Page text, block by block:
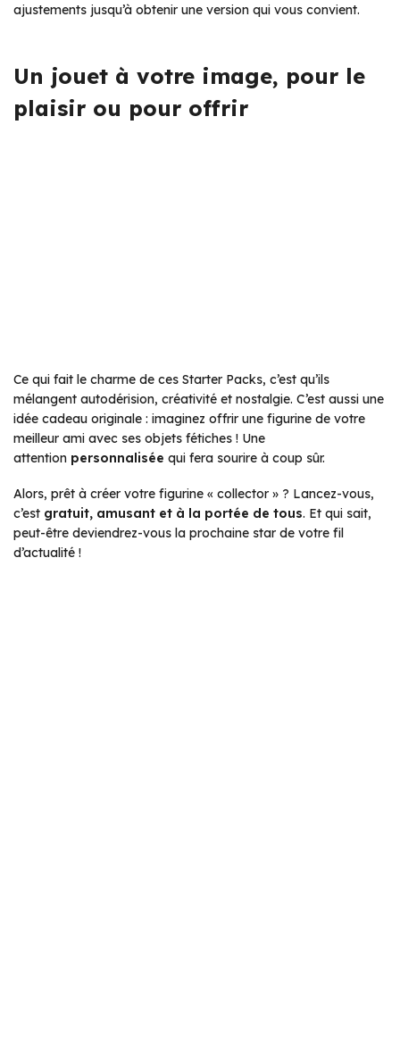
ajustements jusqu’à obtenir une version qui vous convient.
Un jouet à votre image, pour le
plaisir ou pour offrir
Ce qui fait le charme de ces Starter Packs, c’est qu’ils
mélangent autodérision, créativité et nostalgie. C’est aussi une
idée cadeau originale : imaginez offrir une figurine de votre
meilleur ami avec ses objets fétiches ! Une
attention personnalisée qui fera sourire à coup sûr.
Alors, prêt à créer votre figurine « collector » ? Lancez-vous,
c’est gratuit, amusant et à la portée de tous. Et qui sait,
peut-être deviendrez-vous la prochaine star de votre fil
d’actualité !